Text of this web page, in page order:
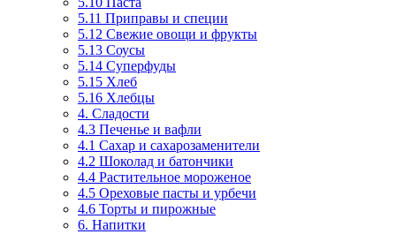
5.11 Приправы и специи
5.12 Свежие овощи и фрукты
5.13 Соусы
5.14 Суперфуды
5.15 Хлеб
5.16 Хлебцы
4. Сладости
4.3 Печенье и вафли
4.1 Сахар и сахарозаменители
4.2 Шоколад и батончики
4.4 Растительное мороженое
4.5 Ореховые пасты и урбечи
4.6 Торты и пирожные
6. Напитки